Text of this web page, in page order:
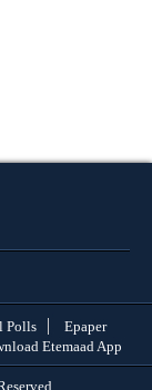
Polls
Epaper
Etemaad App